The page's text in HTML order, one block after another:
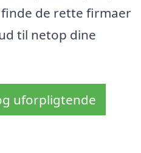
de rette firmaer
til netop dine
uforpligtende